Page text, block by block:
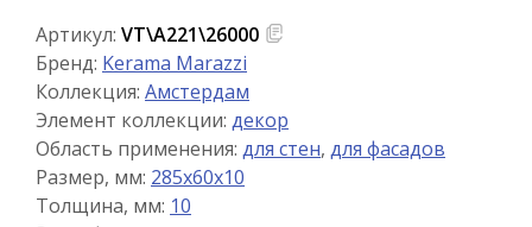
Артикул: VT\A221\26000
Бренд: Kerama Marazzi
Коллекция: Амстердам
Элемент коллекции: декор
Область применения: для стен, для фасадов
Размер, мм: 285x60x10
Толщина, мм: 10